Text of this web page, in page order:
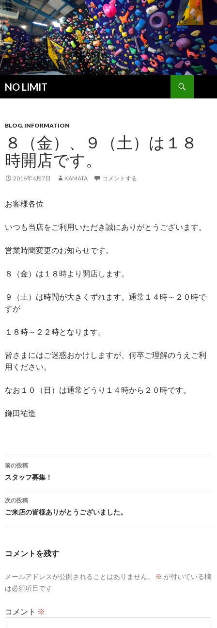
NO LIMIT
索
ン
ツ
へ
ス
キ
ッ
BLOG, INFORMATION
８（金）、９（土）は１８
時開店です。
2016年4月7日 KAMATA コメントする
お客様各位
いつも当店をご利用いただき誠にありがとうございます。
営業時間変更のお知らせです。
８（金）は１８時より開店します。
９（土）は時間が大きくずれます。通常１４時～２０時で
すが
１８時～２２時となります。
皆さまにはご迷惑おかけしますが、何卒ご理解のうえご利
用ください。
なお１０（日）は通常どうり１４時から２０時です。
鎌田祐造
投
稿
ナ
ビ
ョ
前の投稿
スタッフ募集！
次の投稿
ご来店の皆様ありがとうございました。
コメントを残す
メールアドレスが公開されることはありません。 ※ が付いている欄
は必須項目です
コメント ※